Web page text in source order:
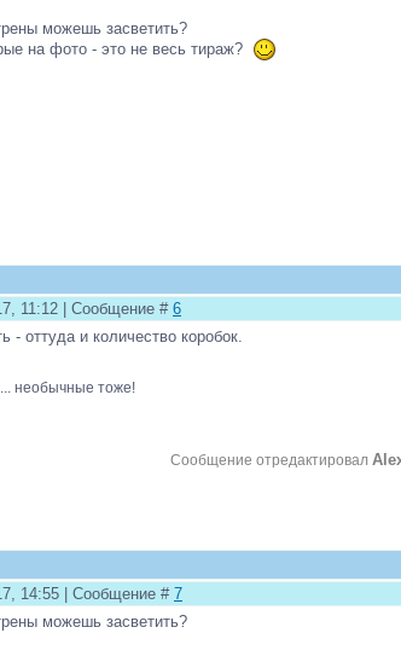
можешь засветить?
на фото - это не весь тираж?
11:12 | Сообщение # 6
- оттуда и количество коробок.
необычные тоже!
Сообщение отредактировал
14:55 | Сообщение # 7
можешь засветить?